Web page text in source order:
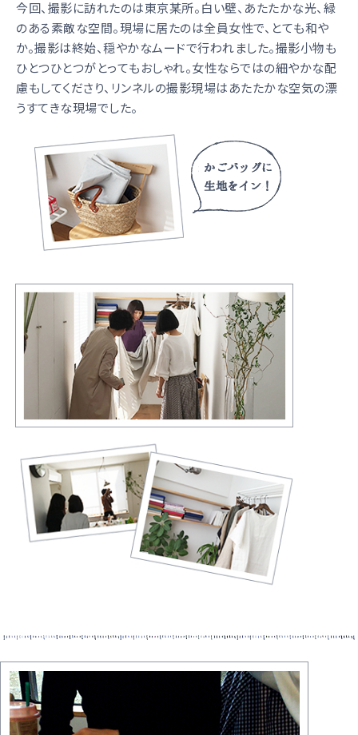
今回、撮影に訪れたのは東京某所。白い壁、あたたかな光、緑
のある素敵な空間。現場に居たのは全員女性で、とても和や
か。撮影は終始、穏やかなムードで行われました。撮影小物も
ひとつひとつがとってもおしゃれ。女性ならではの細やかな配
慮もしてくださり、リンネルの撮影現場はあたたかな空気の漂
うすてきな現場でした。